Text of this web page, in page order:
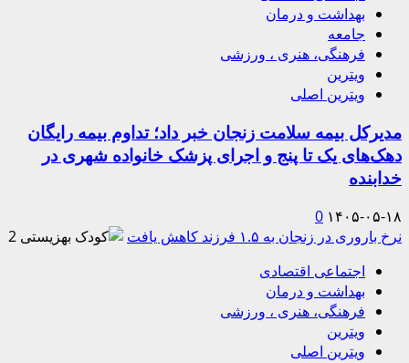
بهداشت و درمان
جامعه
فرهنگی، هنری ، ورزشی
ویترین
ویترین اصلی
مدیرکل بیمه سلامت زنجان خبر داد؛ تداوم بیمه رایگان
دهک‌های یک تا پنج و اجرای پزشک خانواده شهری در
خدابنده
۱۴۰۵-۰۵-۱۸ 0
نرخ باروری در زنجان به ۱.۵ فرزند کاهش یافت
2
اجتماعی اقتصادی
بهداشت و درمان
فرهنگی، هنری ، ورزشی
ویترین
ویترین اصلی